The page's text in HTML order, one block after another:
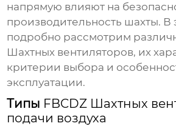
напрямую влияют на
производительность шахты. В
подробно рассмотрим
Шахтных вентиляторов, их
критерии выбора и
эксплуатации.
Типы FBCDZ Шахтных
подачи воздуха